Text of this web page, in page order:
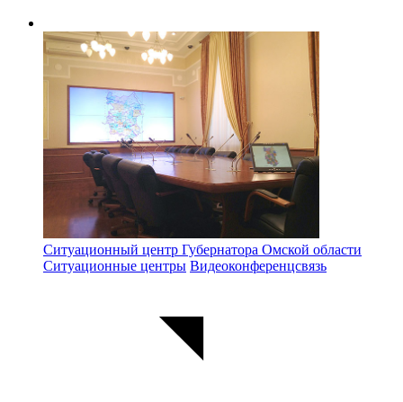
Ситуационный центр Губернатора Омской области
Ситуационные центры Видеоконференцсвязь